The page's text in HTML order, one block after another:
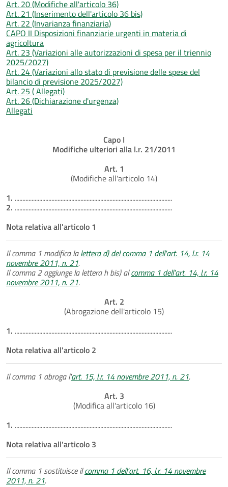
Art. 20 (Modifiche all'articolo 36)
Art. 21 (Inserimento dell'articolo 36 bis)
Art. 22 (Invarianza finanziaria)
CAPO II Disposizioni finanziarie urgenti in materia di
agricoltura
Art. 23 (Variazioni alle autorizzazioni di spesa per il triennio
2025/2027)
Art. 24 (Variazioni allo stato di previsione delle spese del
bilancio di previsione 2025/2027)
Art. 25 ( Allegati)
Art. 26 (Dichiarazione d'urgenza)
Allegati
Capo I
Modifiche ulteriori alla l.r. 21/2011
Art. 1
(Modifiche all'articolo 14)
1. .......................................................................................................
2. .......................................................................................................
Nota relativa all'articolo 1
Il comma 1 modifica lalettera d) del comma 1 dell'art. 14, l.r. 14
novembre 2011, n. 21.
Il comma 2 aggiunge la lettera h bis) alcomma 1 dell'art. 14, l.r. 14
novembre 2011, n. 21.
Art. 2
(Abrogazione dell'articolo 15)
1. .......................................................................................................
Nota relativa all'articolo 2
Il comma 1 abroga l'art. 15, l.r. 14 novembre 2011, n. 21.
Art. 3
(Modifica all'articolo 16)
1. .......................................................................................................
Nota relativa all'articolo 3
Il comma 1 sostituisce ilcomma 1 dell'art. 16, l.r. 14 novembre
2011, n. 21.